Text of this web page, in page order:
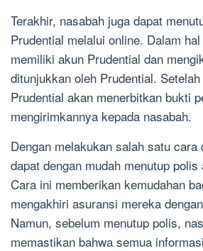
Terakhir, nasabah juga dapat
Prudential melalui online. Dalam
memiliki akun Prudential dan
ditunjukkan oleh Prudential.
Prudential akan menerbitkan bukti
mengirimkannya kepada nasabah.
Dengan melakukan salah satu cara
dapat dengan mudah menutup
Cara ini memberikan kemudahan
mengakhiri asuransi mereka
Namun, sebelum menutup polis,
memastikan bahwa semua